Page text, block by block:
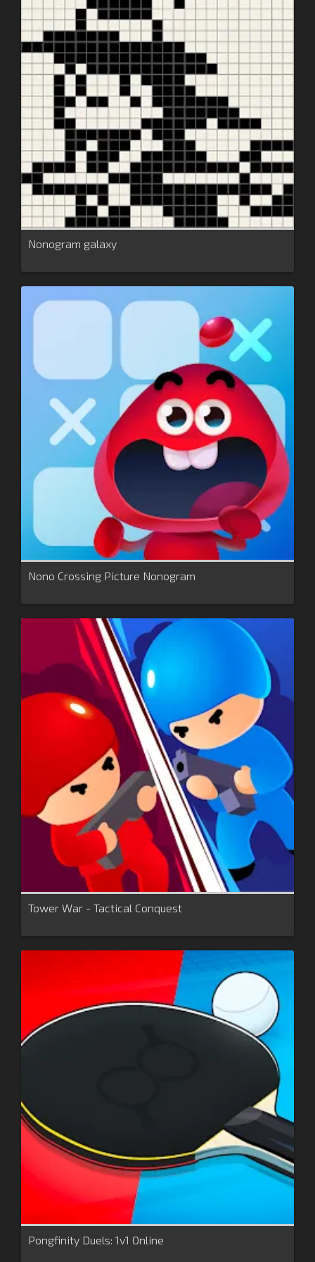
Nonogram galaxy
Nono Crossing Picture Nonogram
Tower War - Tactical Conquest
Pongfinity Duels: 1v1 Online